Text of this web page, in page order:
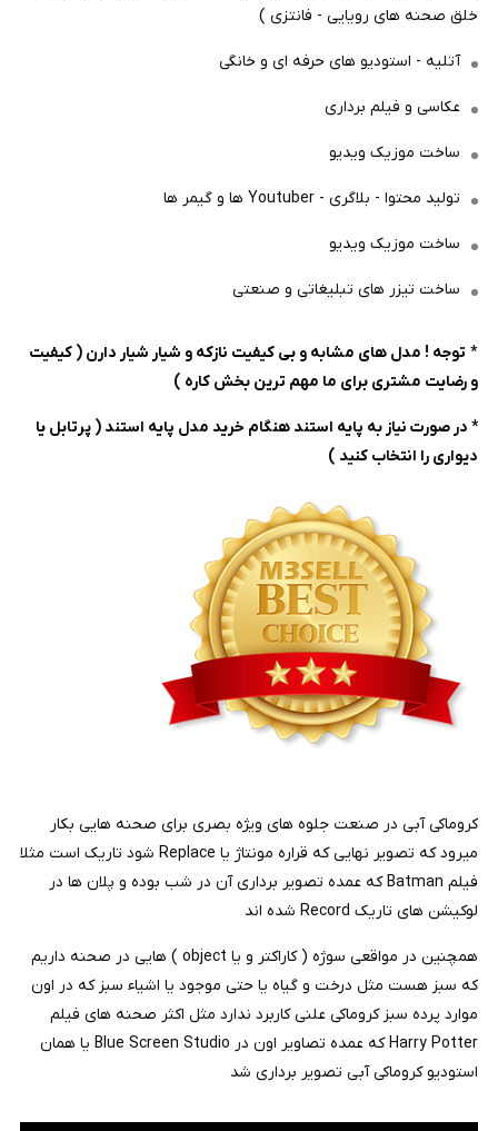
خلق صحنه های رویایی - فانتزی )
آتلیه - استودیو های حرفه ای و خانگی
عکاسی و فیلم برداری
ساخت موزیک ویدیو
تولید محتوا - بلاگری - Youtuber ها و گیمر ها
ساخت موزیک ویدیو
ساخت تیزر های تبلیغاتی و صنعتی
* توجه ! مدل های مشابه و بی کیفیت نازکه و شیار شیار دارن ( کیفیت
و رضایت مشتری برای ما مهم ترین بخش کاره )
* در صورت نیاز به پایه استند هنگام خرید مدل پایه استند ( پرتابل یا
دیواری را انتخاب کنید )
کروماکی آبی در صنعت جلوه های ویژه بصری برای صحنه هایی بکار
میرود که تصویر نهایی که قراره مونتاژ یا Replace شود تاریک است مثلا
فیلم Batman که عمده تصویر برداری آن در شب بوده و پلان ها در
لوکیشن های تاریک Record شده اند
همچنین در مواقعی سوژه ( کاراکتر و یا object ) هایی در صحنه داریم
که سبز هست مثل درخت و گیاه یا حتی موجود یا اشیاء سبز که در اون
موارد پرده سبز کروماکی علنی کاربرد ندارد مثل اکثر صحنه های فیلم
Harry Potter که عمده تصاویر اون در Blue Screen Studio یا همان
استودیو کروماکی آبی تصویر برداری شد